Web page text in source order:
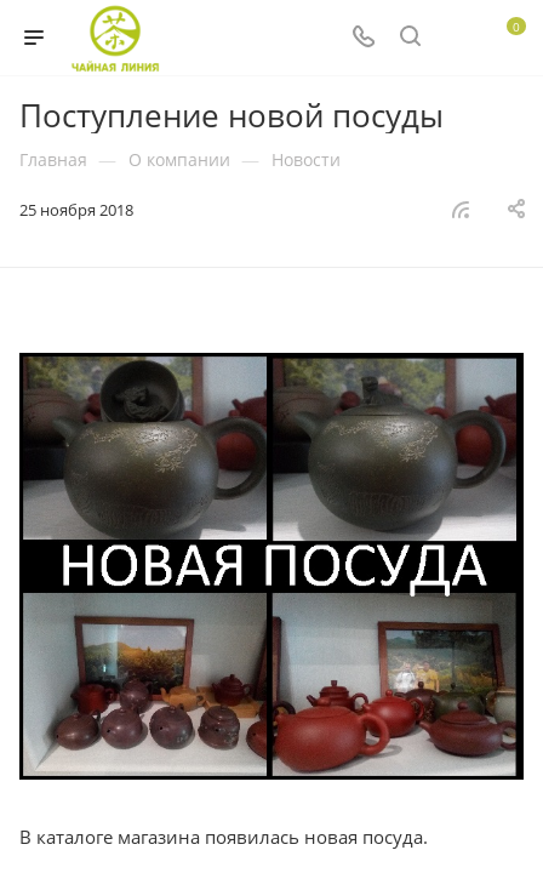
0
Поступление новой посуды
Главная — О компании — Новости
25 ноября 2018
В каталоге магазина появилась новая посуда.